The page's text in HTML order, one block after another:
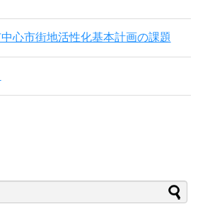
心市街地活性化基本計画の課題